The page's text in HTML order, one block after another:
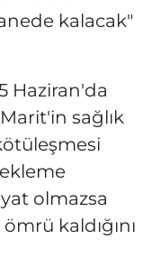
kalacak"
Haziran'da
sağlık
olmazsa
kaldığını